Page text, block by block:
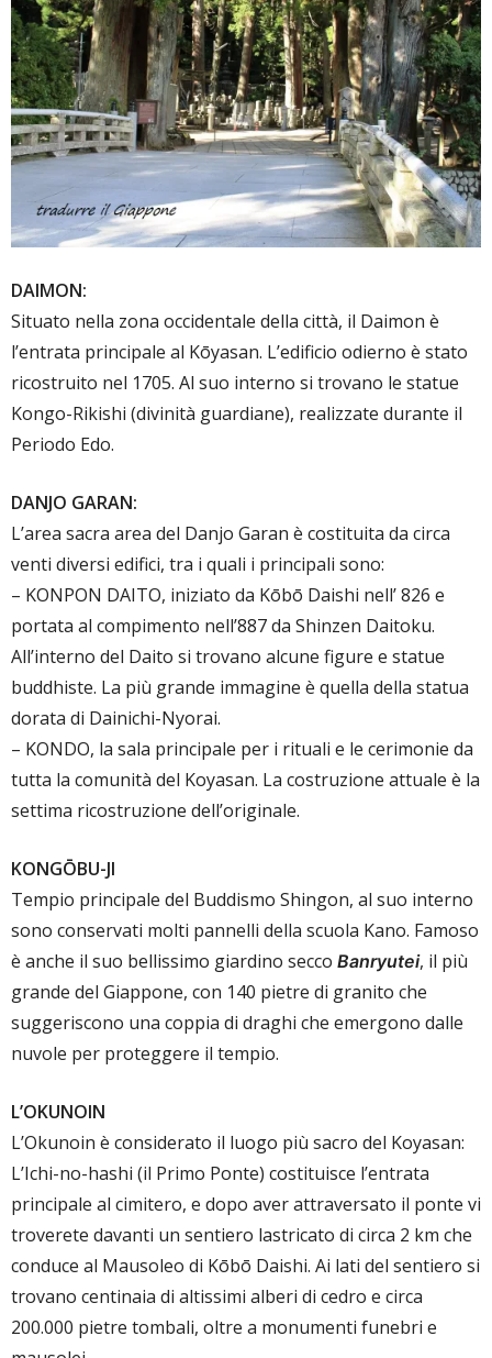
DAIMON:
Situato nella zona occidentale della città, il Daimon è
l’entrata principale al Kōyasan. L’edificio odierno è stato
ricostruito nel 1705. Al suo interno si trovano le statue
Kongo-Rikishi (divinità guardiane), realizzate durante il
Periodo Edo.
DANJO GARAN:
L’area sacra area del Danjo Garan è costituita da circa
venti diversi edifici, tra i quali i principali sono:
– KONPON DAITO, iniziato da Kōbō Daishi nell’ 826 e
portata al compimento nell’887 da Shinzen Daitoku.
All’interno del Daito si trovano alcune figure e statue
buddhiste. La più grande immagine è quella della statua
dorata di Dainichi-Nyorai.
– KONDO, la sala principale per i rituali e le cerimonie da
tutta la comunità del Koyasan. La costruzione attuale è la
settima ricostruzione dell’originale.
KONGŌBU-JI
Tempio principale del Buddismo Shingon, al suo interno
sono conservati molti pannelli della scuola Kano. Famoso
è anche il suo bellissimo giardino secco Banryutei, il più
grande del Giappone, con 140 pietre di granito che
suggeriscono una coppia di draghi che emergono dalle
nuvole per proteggere il tempio.
L’OKUNOIN
L’Okunoin è considerato il luogo più sacro del Koyasan:
L’Ichi-no-hashi (il Primo Ponte) costituisce l’entrata
principale al cimitero, e dopo aver attraversato il ponte vi
troverete davanti un sentiero lastricato di circa 2 km che
conduce al Mausoleo di Kōbō Daishi. Ai lati del sentiero si
trovano centinaia di altissimi alberi di cedro e circa
200.000 pietre tombali, oltre a monumenti funebri e